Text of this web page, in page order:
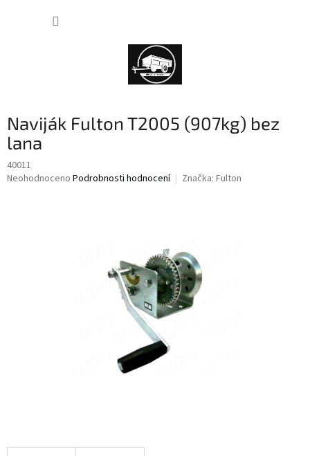
Naviják Fulton T2005 (907kg) bez
lana
40011
Průměrné
Neohodnoceno Podrobnosti hodnocení Značka: Fulton